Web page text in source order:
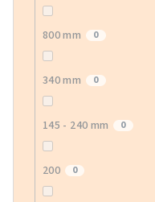
800 mm 0
340 mm 0
145 - 240 mm 0
200 0